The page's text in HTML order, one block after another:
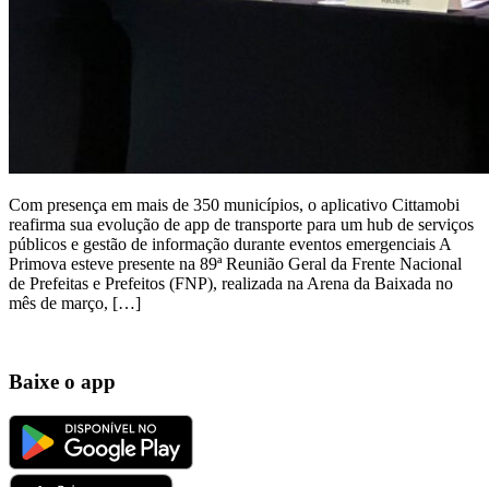
Com presença em mais de 350 municípios, o aplicativo Cittamobi
reafirma sua evolução de app de transporte para um hub de serviços
públicos e gestão de informação durante eventos emergenciais A
Primova esteve presente na 89ª Reunião Geral da Frente Nacional
de Prefeitas e Prefeitos (FNP), realizada na Arena da Baixada no
mês de março, […]
Baixe o app